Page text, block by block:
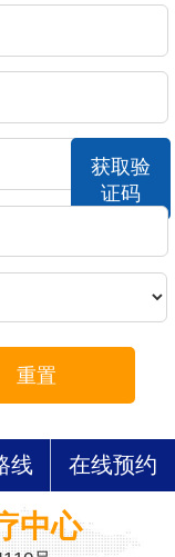
获取验
证码
重置
线 在线预约
中心